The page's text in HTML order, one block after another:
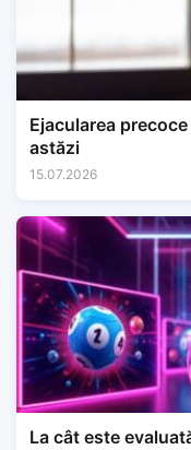
Ejacularea
astăzi
15.07.2026
La cât este